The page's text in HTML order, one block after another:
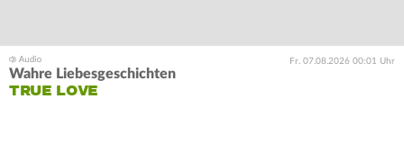
Fr. 07.08.2026 00:01 Uhr
Wahre Liebesgeschichten
TRUE LOVE